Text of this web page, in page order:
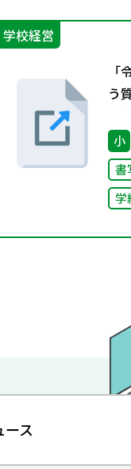
学校経営
う
に小
書
学
ース